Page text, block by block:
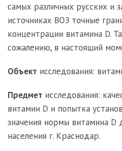
самых различных русских и
источниках ВОЗ точные
концентрации витамина D.
сожалению, в настоящий
Объект исследования:
Предмет исследования:
витамин D и попытка
значения нормы витамина D
населения г. Краснодар.